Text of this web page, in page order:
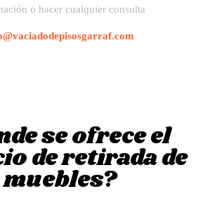
o hacer cualquier consulta
se ofrece el
de retirada de
muebles?